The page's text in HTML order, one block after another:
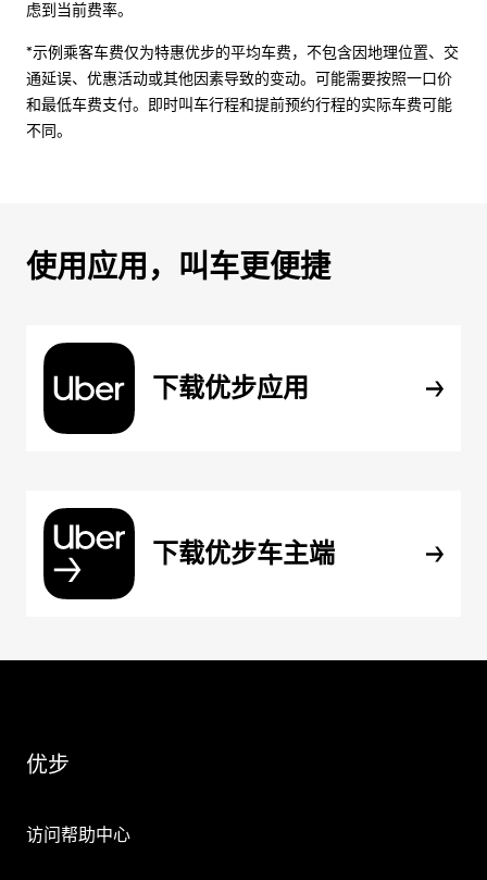
虑到当前费率。
*示例乘客车费仅为特惠优步的平均车费，不包含因地理位置、交
通延误、优惠活动或其他因素导致的变动。可能需要按照一口价
和最低车费支付。即时叫车行程和提前预约行程的实际车费可能
不同。
使用应用，叫车更便捷
下载优步应用
下载优步车主端
优步
访问帮助中心